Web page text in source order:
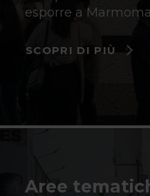
esporre a
SCOPRI DI PIÙ
Aree